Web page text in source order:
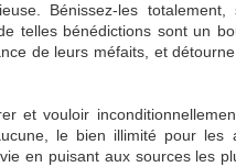
Bénissez-les totalement,
telles bénédictions sont un
de leurs méfaits, et
et vouloir
le bien illimité pour les
en puisant aux sources les